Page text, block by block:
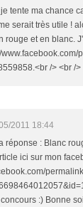
tente ma chance
serait très utile !
rouge et en blanc.
www.facebook.com/
/> <br />
2011 18:44
réponse : Blanc
ici sur mon
:) Bonne